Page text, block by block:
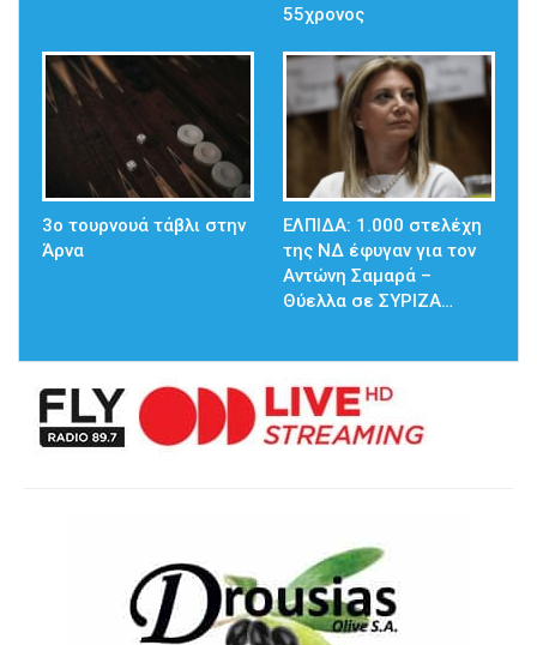
55χρονος
3ο τουρνουά τάβλι στην
Άρνα
ΕΛΠΙΔΑ: 1.000 στελέχη
της ΝΔ έφυγαν για τον
Αντώνη Σαμαρά –
Θύελλα σε ΣΥΡΙΖΑ…